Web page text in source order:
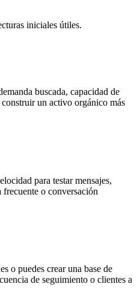
iniciales útiles.
buscada, capacidad de
un activo orgánico más
para testar mensajes,
frecuente o conversación
o puedes crear una base de
de seguimiento o clientes a